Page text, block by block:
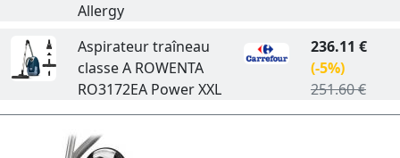
Allergy
Aspirateur traîneau
classe A ROWENTA
RO3172EA Power XXL
236.11 €
(-5%)
251.60 €